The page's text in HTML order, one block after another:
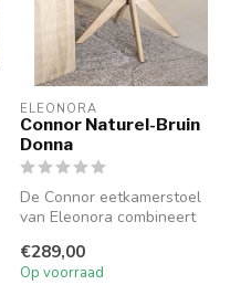
ELEONORA
Connor Naturel-Bruin
Donna
De Connor eetkamerstoel
van Eleonora combineert
stof Do...
€289,00
Op voorraad